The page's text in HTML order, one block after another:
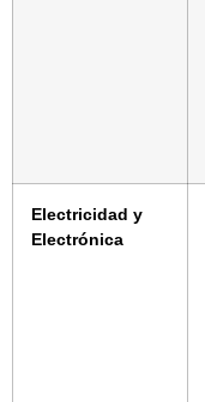
Electricidad y
Electrónica